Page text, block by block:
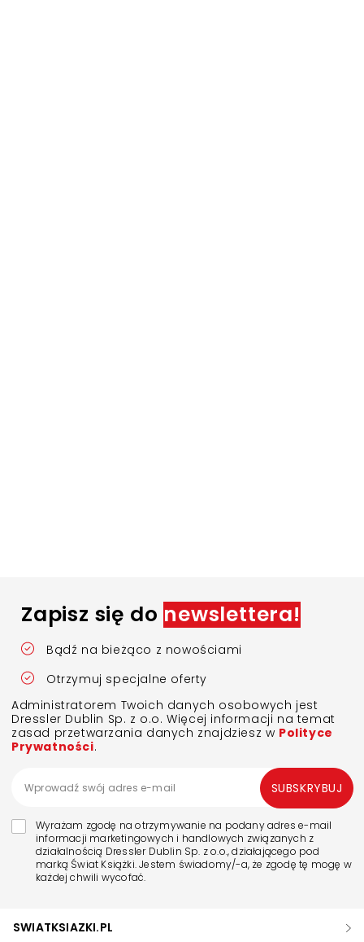
Zapisz się do newslettera!
Bądź na bieżąco z nowościami
Otrzymuj specjalne oferty
Administratorem Twoich danych osobowych jest
Dressler Dublin Sp. z o.o. Więcej informacji na temat
zasad przetwarzania danych znajdziesz w Polityce
Prywatności.
Wyrażam zgodę na otrzymywanie na podany adres e-mail
informacji marketingowych i handlowych związanych z
działalnością Dressler Dublin Sp. z o.o., działającego pod
marką Świat Książki. Jestem świadomy/-a, że zgodę tę mogę w
każdej chwili wycofać.
SUBSKRYBUJ
SWIATKSIAZKI.PL